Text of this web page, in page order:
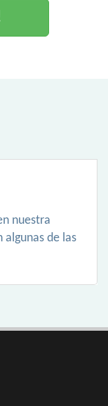
nuestra
algunas de las